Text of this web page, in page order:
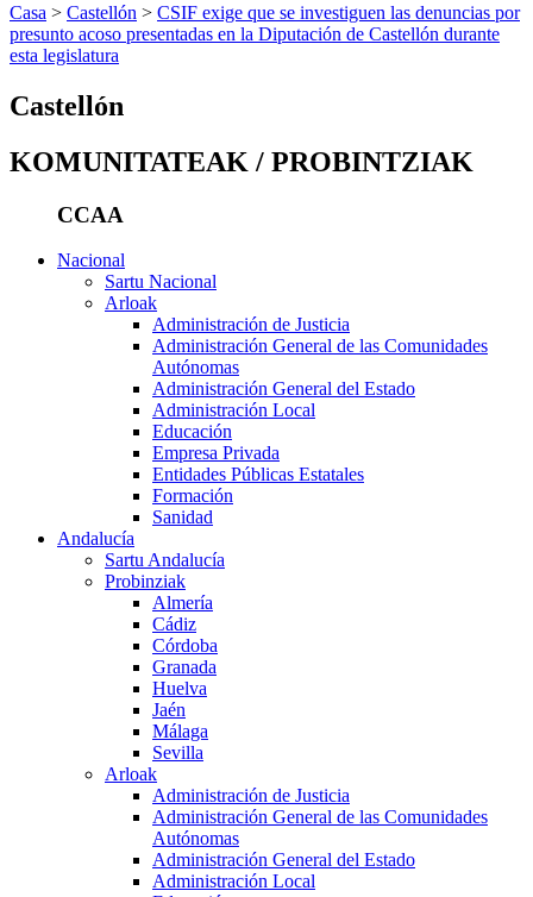
Casa > Castellón > CSIF exige que se investiguen las denuncias por
presunto acoso presentadas en la Diputación de Castellón durante
esta legislatura
Castellón
KOMUNITATEAK / PROBINTZIAK
CCAA
Nacional
Sartu Nacional
Arloak
Administración de Justicia
Administración General de las Comunidades
Autónomas
Administración General del Estado
Administración Local
Educación
Empresa Privada
Entidades Públicas Estatales
Formación
Sanidad
Andalucía
Sartu Andalucía
Probinziak
Almería
Cádiz
Córdoba
Granada
Huelva
Jaén
Málaga
Sevilla
Arloak
Administración de Justicia
Administración General de las Comunidades
Autónomas
Administración General del Estado
Administración Local